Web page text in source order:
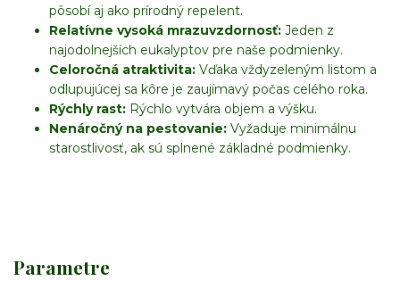
pôsobí aj ako prírodný repelent.
Relatívne vysoká mrazuvzdornosť: Jeden z
najodolnejších eukalyptov pre naše podmienky.
Celoročná atraktivita: Vďaka vždyzeleným listom a
odlupujúcej sa kôre je zaujímavý počas celého roka.
Rýchly rast: Rýchlo vytvára objem a výšku.
Nenáročný na pestovanie: Vyžaduje minimálnu
starostlivosť, ak sú splnené základné podmienky.
Parametre